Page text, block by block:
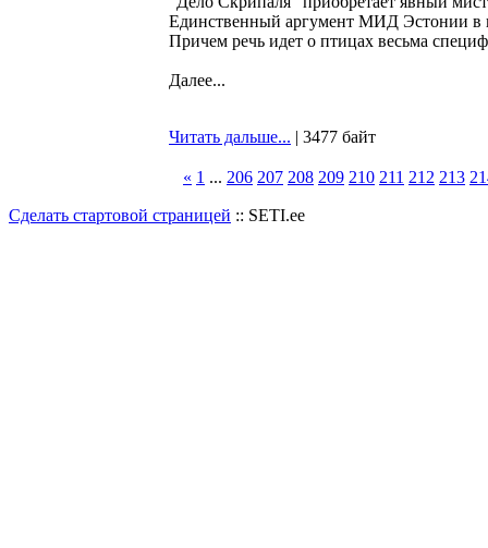
Единственный аргумент МИД Эстонии в
Причем речь идет о птицах весьма
Далее...
Читать дальше... | 3477 байт
« 1 ... 206 207 208 209 210 211 212 213
Сделать стартовой страницей :: SETI.ee